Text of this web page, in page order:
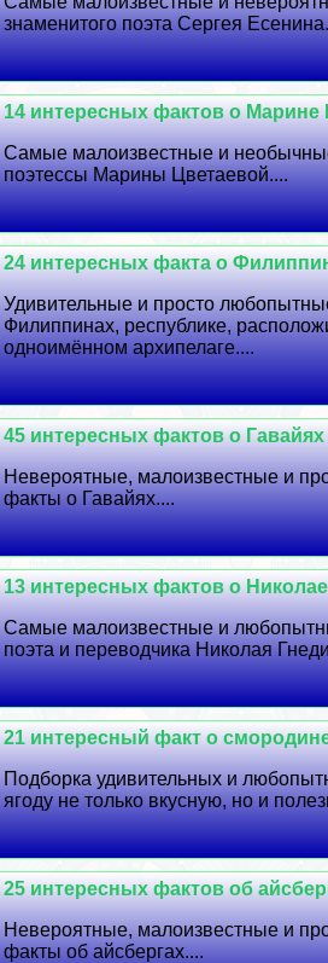
знаменитого поэта Сергея
14 интересных фактов о Марине
Самые малоизвестные и
поэтессы Марины Цветаевой....
24 интересных факта о
Удивительные и просто
Филиппинах, республике,
одноимённом архипелаге....
45 интересных фактов о Гавайях
Невероятные, малоизвестные и
факты о Гавайях....
13 интересных фактов о
Самые малоизвестные и
поэта и переводчика Николая
21 интересный факт о
Подборка удивительных и
ягоду не только вкусную, но и
25 интересных фактов об
Невероятные, малоизвестные и
факты об айсбергах....